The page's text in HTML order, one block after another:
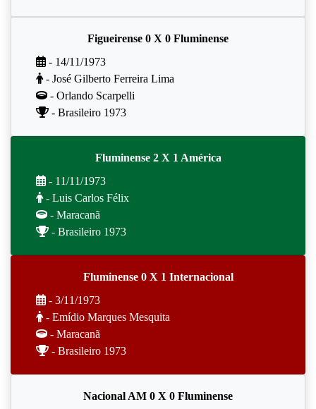
Figueirense 0 X 0 Fluminense
- 14/11/1973
- José Gilberto Ferreira Lima
- Orlando Scarpelli
- Brasileiro 1973
Fluminense 2 X 1 América
- 11/11/1973
- Luis Carlos Félix
- Maracanã
- Brasileiro 1973
Fluminense 0 X 1 Internacional
- 3/11/1973
- Emídio Marques Mesquita
- Maracanã
- Brasileiro 1973
Nacional AM 0 X 0 Fluminense